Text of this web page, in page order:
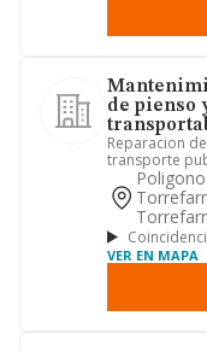
de pienso
Reparacion
transporte
incluso
VER EN MAPA